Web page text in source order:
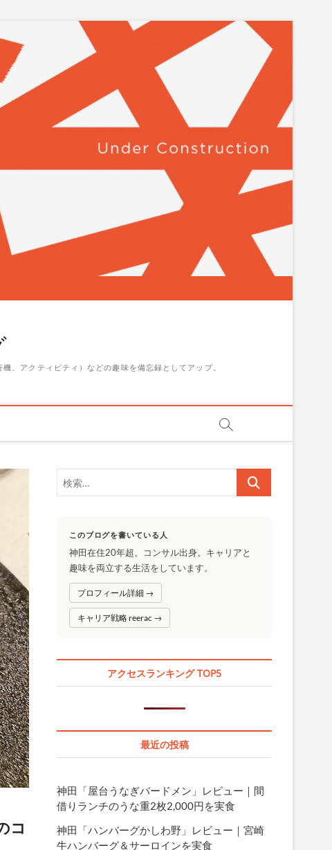
、アクティビティ）などの趣味を備忘録としてアップ。
コ
索…
このブログを書いている人
神田在住20年超。コンサル出身。キャリアと
趣味を両立する生活をしています。
プロフィール詳細 →
キャリア戦略 reerac →
アクセスランキング TOP5
最近の投稿
神田「屋台うなぎバードメン」レビュー｜間
借りランチのうな重2枚2,000円を実食
神田「ハンバーグかしわ野」レビュー｜宮崎
牛ハンバーグ＆サーロインを実食